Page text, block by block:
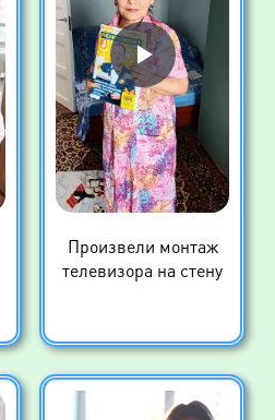
Произвели монтаж
телевизора на стену